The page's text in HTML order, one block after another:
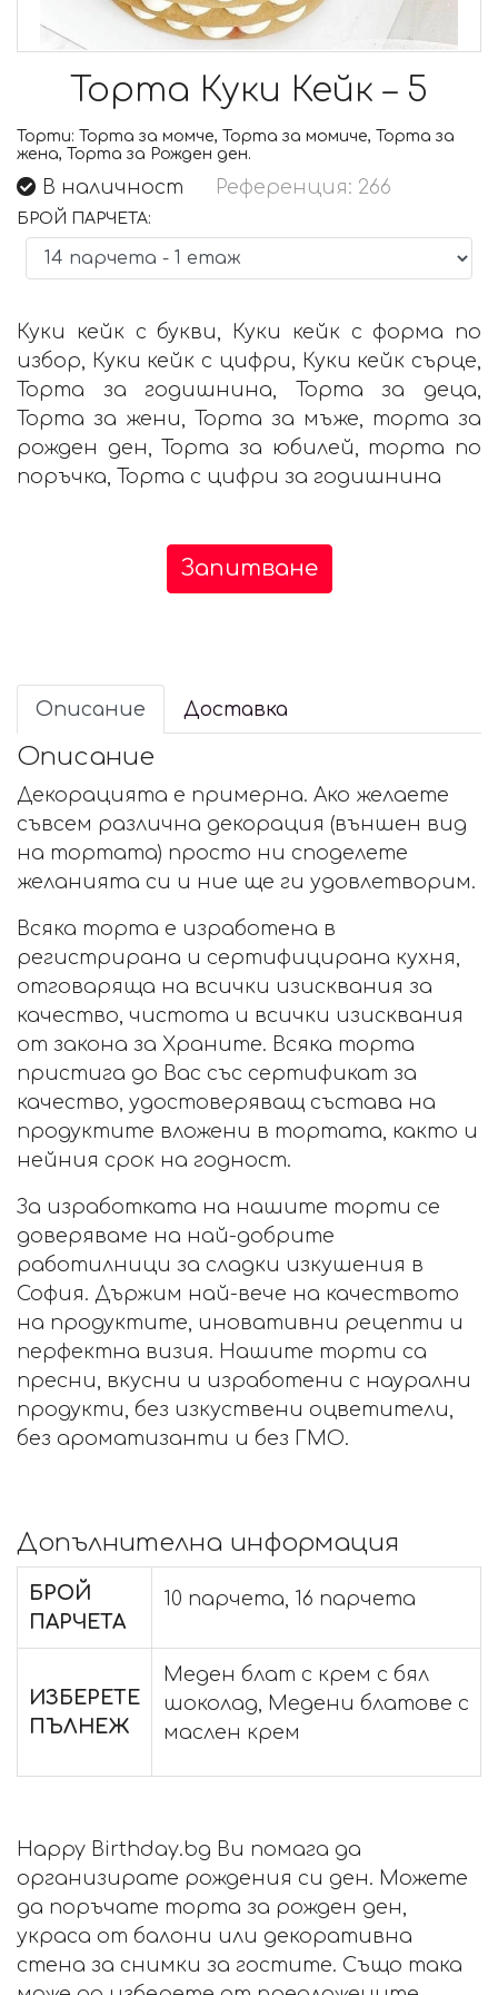
Торта Куки Кейк – 5
Торти: Торта за момче, Торта за момиче, Торта за
жена, Торта за Рожден ден.
В наличност Референция: 266
БРОЙ ПАРЧЕТА:
Куки кейк с букви, Куки кейк с форма по
избор, Куки кейк с цифри, Куки кейк сърце,
Торта за годишнина, Торта за деца,
Торта за жени, Торта за мъже, торта за
рожден ден, Торта за юбилей, торта по
поръчка, Торта с цифри за годишнина
Запитване
Описание Доставка
Описание
Декорацията е примерна. Ако желаете
съвсем различна декорация (външен вид
на тортата) просто ни споделете
желанията си и ние ще ги удовлетворим.
Всяка торта е изработена в
регистрирана и сертифицирана кухня,
отговаряща на всички изисквания за
качество, чистота и всички изисквания
от закона за Храните. Всяка торта
пристига до Вас със сертификат за
качество, удостоверяващ състава на
продуктите вложени в тортата, както и
нейния срок на годност.
За изработката на нашите торти се
доверяваме на най-добрите
работилници за сладки изкушения в
София. Държим най-вече на качеството
на продуктите, иновативни рецепти и
перфектна визия. Нашите торти са
пресни, вкусни и изработени с наурални
продукти, без изкуствени оцветители,
без ароматизанти и без ГМО.
Допълнителна информация
БРОЙ
ПАРЧЕТА
10 парчета, 16 парчета
ИЗБЕРЕТЕ
ПЪЛНЕЖ
Меден блат с крем с бял
шоколад, Медени блатове с
маслен крем
Happy Birthday.bg Ви помага да
организирате рождения си ден. Можете
да поръчате торта за рожден ден,
украса от балони или декоративна
стена за снимки за гостите. Също така